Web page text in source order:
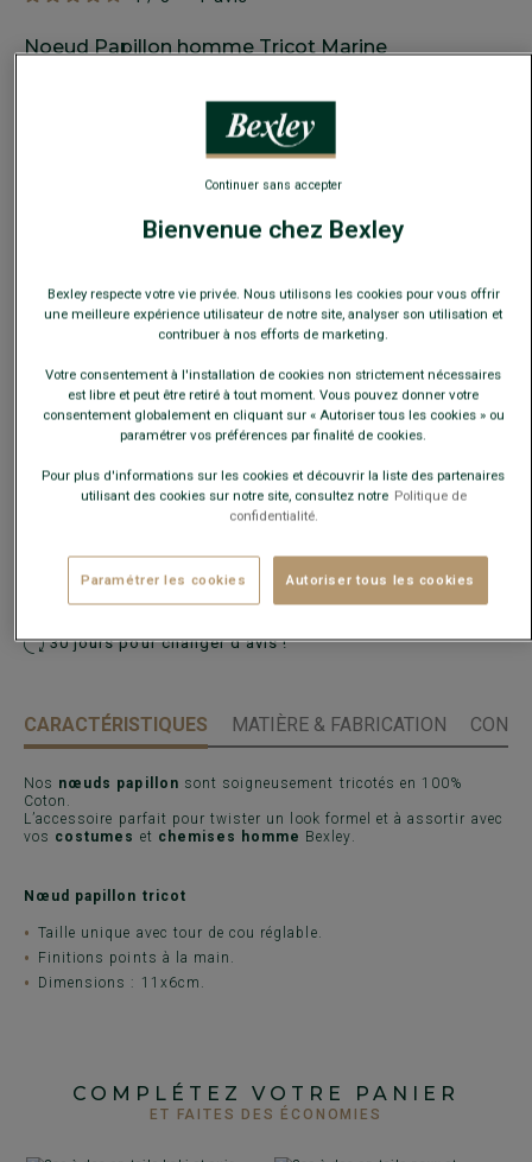
Noeud Papillon homme Tricot Marine
FINS DE SÉRIE
Payez en plusieurs fois dès 199€ d'achat
COULEURS DISPONIBLES
+ AJOUTER AU PANIER
Voir la disponibilité en magasin
30 jours pour changer d'avis !
CARACTÉRISTIQUES MATIÈRE & FABRICATION
Nos nœuds papillon sont soigneusement tricotés en 100%
Coton.
L’accessoire parfait pour twister un look formel et à assortir avec
vos costumes et chemises homme Bexley.
Nœud papillon tricot
Taille unique avec tour de cou réglable.
Finitions points à la main.
Dimensions : 11x6cm.
COMPLÉTEZ VOTRE PANIER
ET FAITES DES ÉCONOMIES
Bienvenue chez Bexley
Bexley respecte votre vie privée. Nous utilisons les cookies pour vous offrir
une meilleure expérience utilisateur de notre site, analyser son utilisation et
contribuer à nos efforts de marketing.
Votre consentement à l'installation de cookies non strictement nécessaires
est libre et peut être retiré à tout moment. Vous pouvez donner votre
consentement globalement en cliquant sur « Autoriser tous les cookies » ou
paramétrer vos préférences par finalité de cookies.
Pour plus d'informations sur les cookies et découvrir la liste des partenaires
utilisant des cookies sur notre site, consultez notre Politique de
confidentialité.
Paramétrer les cookies Autoriser tous les cookies
Continuer sans accepter